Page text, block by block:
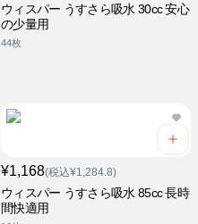
ウィスパー うすさら吸水 30cc 安心
の少量用
44枚
¥1,168(税込¥1,284.8)
ウィスパー うすさら吸水 85cc 長時
間快適用